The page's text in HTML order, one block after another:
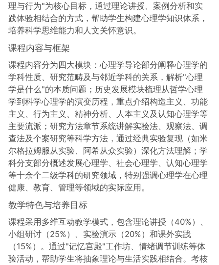
理与行为"为核心目标，通过理论讲授、案例分析和实
践体验相结合的方式，帮助学生构建心理学知识体系，
培养科学思维能力和人文关怀意识。
课程内容与框架
课程内容分为四大模块：心理学导论部分阐释心理学的
学科性质、研究范畴及与邻近学科的关系，解析"心理
学是什么"的本质问题；历史发展模块梳理从哲学心理
学到科学心理学的演变历程，重点介绍构造主义、功能
主义、行为主义、精神分析、人本主义及认知心理学等
主要流派；研究方法章节系统讲解实验法、观察法、调
查法及个案研究等科学方法，通过经典实验复现（如米
尔格拉姆服从实验、阿希从众实验）深化方法理解；学
科分支部分概述发展心理学、社会心理学、认知心理学
等十余个二级学科的研究领域，特别强调心理学在心理
健康、教育、管理等领域的实际应用。
教学特色与培养目标
课程采用多维互动教学模式，包含理论讲授（40%）、
小组研讨（25%）、实验演示（20%）和课外实践
（15%）。通过"记忆宫殿"工作坊、情绪调节训练等体
验活动，帮助学生将抽象理论与生活实践相结合。考核